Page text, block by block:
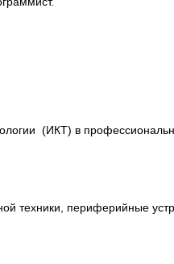
(ИКТ) в
техники, периферийные